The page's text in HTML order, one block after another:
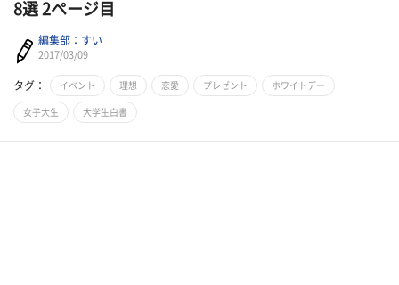
8選 2ページ目
編集部：すい
2017/03/09
タグ： イベント 理想 恋愛 プレゼント ホワイトデー
女子大生 大学生白書